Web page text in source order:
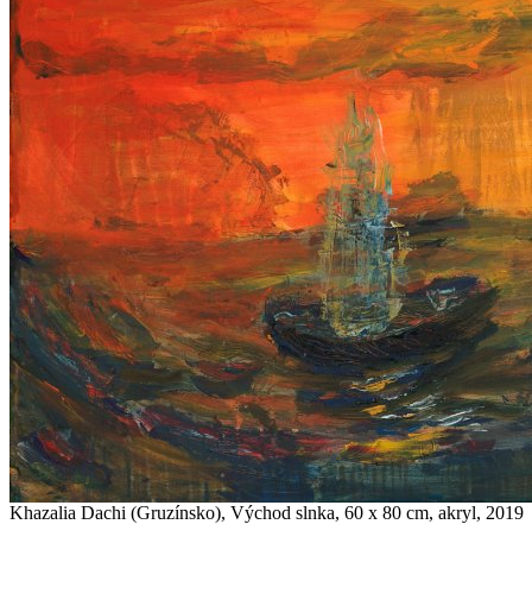
Khazalia Dachi (Gruzínsko), Východ slnka, 60 x 80 cm, akryl, 2019